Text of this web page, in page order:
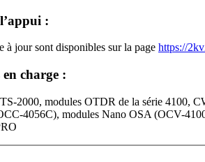
:
à jour sont disponibles sur la page https://
charge :
2000, modules OTDR de la série 4100,
4056C), modules Nano OSA (OCV-